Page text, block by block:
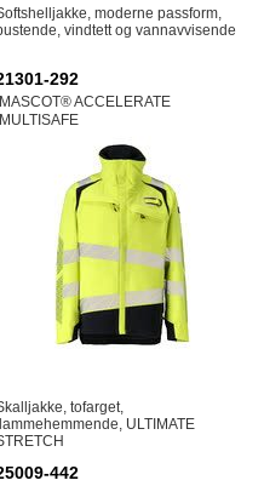
moderne passform,
vindtett og vannavvisende
292
MASCOT® ACCELERATE
MULTISAFE
tofarget,
ULTIMATE
442